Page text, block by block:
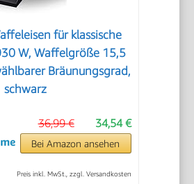
für klassische
W, Waffelgröße 15,5
Bräunungsgrad,
schwarz
34,54 €
36,99 €
Bei Amazon ansehen
Preis inkl. MwSt., zzgl. Versandkosten